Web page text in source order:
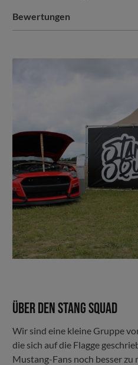
Bewertungen
Über den Stang Squad
Wir sind eine kleine Gruppe
die sich auf die Flagge
Mustang-Fans noch besser zu